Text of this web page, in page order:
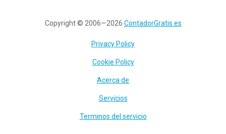
Copyright © 2006—2026 ContadorGratis.es
Privacy Policy
Cookie Policy
Acerca de
Servicios
Terminos del servicio